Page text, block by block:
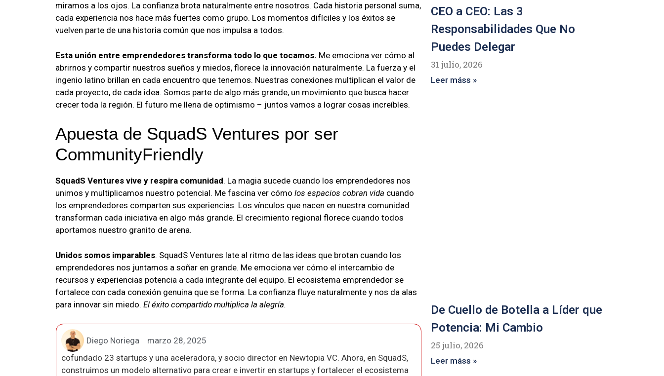
miramos a los ojos. La confianza brota naturalmente entre nosotros. Cada historia personal suma,
cada experiencia nos hace más fuertes como grupo. Los momentos difíciles y los éxitos se
vuelven parte de una historia común que nos impulsa a todos.
Esta unión entre emprendedores transforma todo lo que tocamos. Me emociona ver cómo al
abrirnos y compartir nuestros sueños y miedos, florece la innovación naturalmente. La fuerza y el
ingenio latino brillan en cada encuentro que tenemos. Nuestras conexiones multiplican el valor de
cada proyecto, de cada idea. Somos parte de algo más grande, un movimiento que busca hacer
crecer toda la región. El futuro me llena de optimismo – juntos vamos a lograr cosas increíbles.
Apuesta de SquadS Ventures por ser
CommunityFriendly
SquadS Ventures vive y respira comunidad. La magia sucede cuando los emprendedores nos
unimos y multiplicamos nuestro potencial. Me fascina ver cómo los espacios cobran vida cuando
los emprendedores comparten sus experiencias. Los vínculos que nacen en nuestra comunidad
transforman cada iniciativa en algo más grande. El crecimiento regional florece cuando todos
aportamos nuestro granito de arena.
Unidos somos imparables. SquadS Ventures late al ritmo de las ideas que brotan cuando los
emprendedores nos juntamos a soñar en grande. Me emociona ver cómo el intercambio de
recursos y experiencias potencia a cada integrante del equipo. El ecosistema emprendedor se
fortalece con cada conexión genuina que se forma. La confianza fluye naturalmente y nos da alas
para innovar sin miedo. El éxito compartido multiplica la alegría.
Diego Noriega
marzo 28, 2025
cofundado 23 startups y una aceleradora, y socio director en Newtopia VC. Ahora, en SquadS,
construimos un modelo alternativo para crear e invertir en startups y fortalecer el ecosistema
CEO a CEO: Las 3
Responsabilidades Que No
Puedes Delegar
31 julio, 2026
Leer máss »
De Cuello de Botella a Líder que
Potencia: Mi Cambio
25 julio, 2026
Leer máss »